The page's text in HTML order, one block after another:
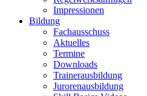
Impressionen
Bildung
Fachausschuss
Aktuelles
Termine
Downloads
Trainerausbildung
Jurorenausbildung